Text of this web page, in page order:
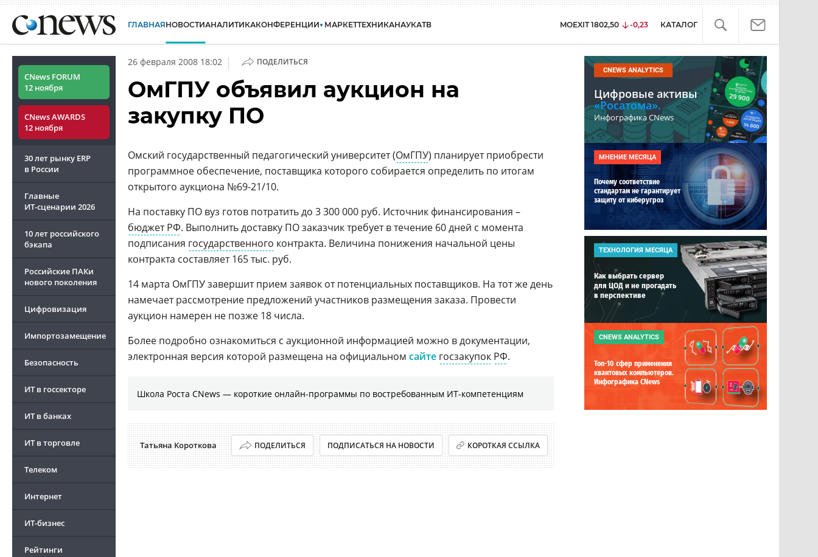
ГЛАВНАЯНОВОСТИАНАЛИТИКАКОНФЕРЕНЦИИ МАРКЕТТЕХНИКАНАУКАТВ MOEXIT 1802,50 -0,23 КАТАЛОГ
CNews FORUM
12 ноября
CNews AWARDS
12 ноября
30 лет рынку ERP
в России
Главные
ИТ-сценарии 2026
10 лет российского
бэкапа
Российские ПАКи
нового поколения
Цифровизация
Импортозамещение
Безопасность
ИТ в госсекторе
ИТ в банках
ИТ в торговле
Телеком
Интернет
ИТ-бизнес
Рейтинги
26 февраля 2008 18:02 | ПОДЕЛИТЬСЯ
ОмГПУ объявил аукцион на
закупку ПО
Омский государственный педагогический университет (ОмГПУ) планирует приобрести
программное обеспечение, поставщика которого собирается определить по итогам
открытого аукциона №69-21/10.
На поставку ПО вуз готов потратить до 3 300 000 руб. Источник финансирования –
бюджет РФ. Выполнить доставку ПО заказчик требует в течение 60 дней с момента
подписания государственного контракта. Величина понижения начальной цены
контракта составляет 165 тыс. руб.
14 марта ОмГПУ завершит прием заявок от потенциальных поставщиков. На тот же день
намечает рассмотрение предложений участников размещения заказа. Провести
аукцион намерен не позже 18 числа.
Более подробно ознакомиться с аукционной информацией можно в документации,
электронная версия которой размещена на официальном сайте госзакупок РФ.
Школа Роста CNews — короткие онлайн-программы по востребованным ИТ-компетенциям
Татьяна Короткова ПОДЕЛИТЬСЯ ПОДПИСАТЬСЯ НА НОВОСТИ КОРОТКАЯ ССЫЛКА
CNEWS ANALYTICS
Цифровые активы
«Росатома».
Инфографика CNews
МНЕНИЕ МЕСЯЦА
Почему соответствие
стандартам не гарантирует
защиту от киберугроз
ТЕХНОЛОГИЯ МЕСЯЦА
Как выбрать сервер
для ЦОД и не прогадать
в перспективе
CNEWS ANALYTICS
Топ-10 сфер применения
квантовых компьютеров.
Инфографика CNews